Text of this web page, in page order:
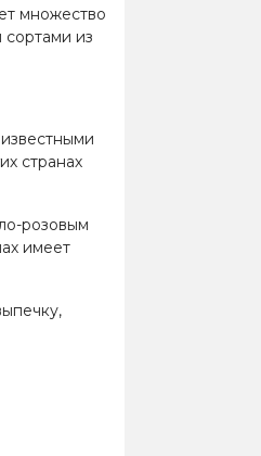
множество
из
странах
розовым
имеет